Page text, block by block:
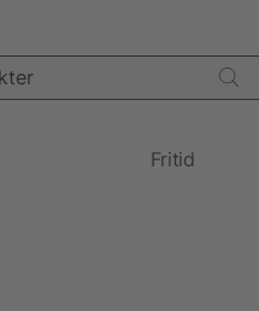
Fritid